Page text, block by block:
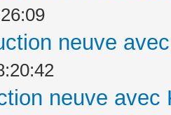
neuve
neuve avec